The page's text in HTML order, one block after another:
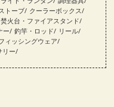
トーブ
クーラーボックス
焚火台・ファイアスタンド
ー 釣竿・ロッド
リール
ィッシングウェア
リー